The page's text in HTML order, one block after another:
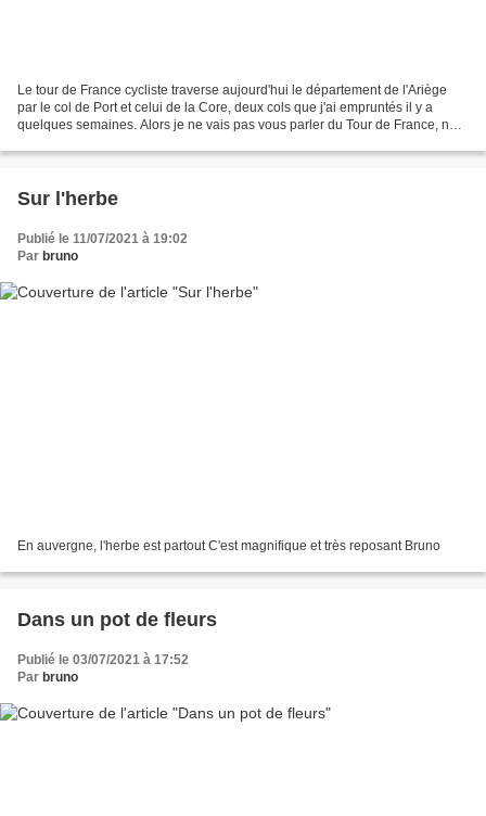
Le tour de France cycliste traverse aujourd'hui le département de l'Ariège
par le col de Port et celui de la Core, deux cols que j'ai empruntés il y a
quelques semaines. Alors je ne vais pas vous parler du Tour de France, ne
Sur l'herbe
Publié le 11/07/2021 à 19:02
Par bruno
En auvergne, l'herbe est partout C'est magnifique et très reposant Bruno
Dans un pot de fleurs
Publié le 03/07/2021 à 17:52
Par bruno